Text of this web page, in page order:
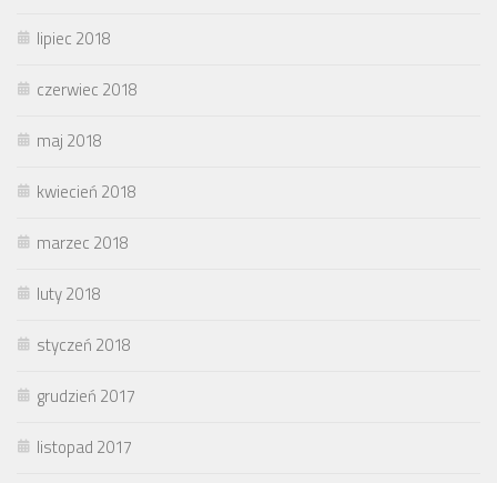
lipiec 2018
czerwiec 2018
maj 2018
kwiecień 2018
marzec 2018
luty 2018
styczeń 2018
grudzień 2017
listopad 2017